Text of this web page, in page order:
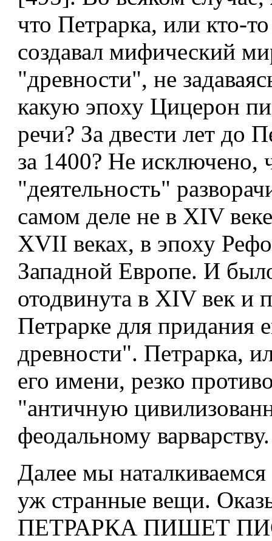
что Петрарка, или кто-
создавал мифический
"древности", не
какую эпоху Цицерон
речи? За двести лет до
за 1400? Не исключено,
"деятельность"
самом деле не в XIV
XVII веках, в эпоху
Западной Европе. И
отодвинута в XIV век и
Петрарке для придания
древности". Петрарка,
его имени, резко
"античную
феодальному варварству.
Далее мы
уж странные вещи.
ПЕТРАРКА ПИШЕТ